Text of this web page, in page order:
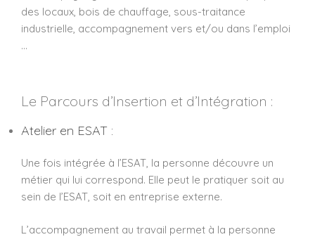
des locaux, bois de chauffage, sous-traitance
industrielle, accompagnement vers et/ou dans l’emploi
…
Le Parcours d’Insertion et d’Intégration :
Atelier en ESAT :
Une fois intégrée à l’ESAT, la personne découvre un
métier qui lui correspond. Elle peut le pratiquer soit au
sein de l’ESAT, soit en entreprise externe.
L’accompagnement au travail permet à la personne